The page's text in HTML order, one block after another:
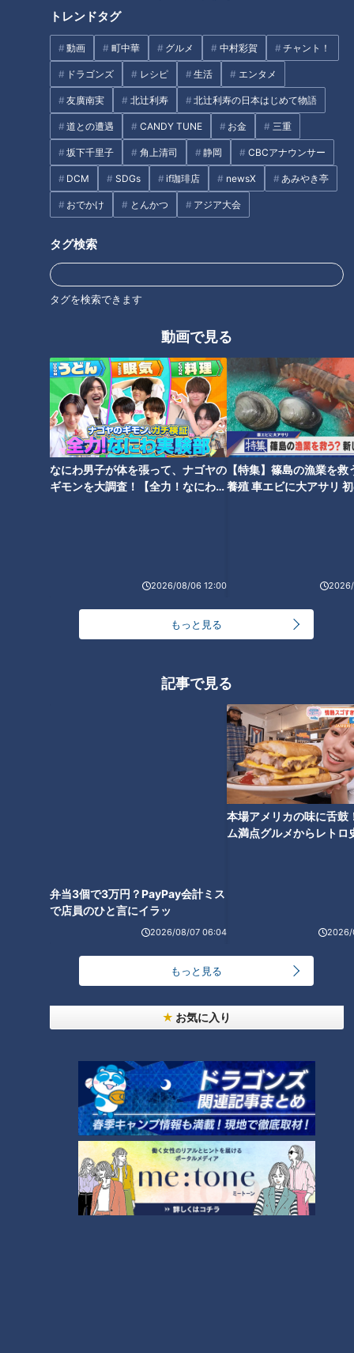
トレンドタグ
動画 町中華 グルメ 中村彩賀 チャント！
ドラゴンズ レシピ 生活 エンタメ
友廣南実 北辻利寿 北辻利寿の日本はじめて物語
道との遭遇 CANDY TUNE お金 三重
坂下千里子 角上清司 静岡 CBCアナウンサー
DCM SDGs if珈琲店 newsX あみやき亭
おでかけ とんかつ アジア大会
タグ検索
タグを検索できます
動画で見る
なにわ男子が体を張って、ナゴヤの
ギモンを大調査！【全力！なにわ実
2026/08/06 12:00
【特集】篠島の漁業を救
養殖 車エビに大アサリ
もっと見る
記事で見る
弁当3個で3万円？PayPay会計ミス
で店員のひと言にイラッ
2026/08/07 06:04
本場アメリカの味に舌鼓
ム満点グルメからレトロ
2026/
もっと見る
お気に入り
CBCテレビ『チャント！』いただきます！ほぼ地元だけ 愛されフード
聞き込みによると、『いきものクッキー』はその名の通り、生
き物の形をしているクッキーで、かわいいものもあれば、リア
ルなものもあるそう。なんと1000種類もあるらしく、甘さ控
えめの優しい味わいだとか。
CBCテレビ『チャント！』いただきます！ほぼ地元だけ 愛されフード
『kurimaro Collection（クリマロ・コレクション）』を訪ね
ると、白いおしゃれな外観で、店内には微生物、動物、魚類な
ど1000種類以上の『いきものクッキー』がズラリと並んでい
ます。「すごい！想像以上に種類がありました。しかも、かわ
CBCテレビ『チャント！』いただきます！ほぼ地元だけ 愛されフード
形から表情までそれぞれの動物の特徴を見事にとらえた、リア
ルかわいいクッキーです。愛ちゃんは「食べていいんです
か？ かわいすぎて目が合っちゃう」と言いつつ選んだのは犬
のシュナウザー型のクッキーで、プレーン味を味わいました。
生地の積み重ねやアイシングで表情豊かなクッキ
ーに
CBCテレビ『チャント！』いただきます！ほぼ地元だけ 愛されフード
『いきものクッキー』の最大の特徴は、生命の息吹を感じるリ
アルさです。最終的に砂糖菓子のアイシングで絵付けをするた
め、生地に加える砂糖は最小限。小麦粉の風味を引き立たせる